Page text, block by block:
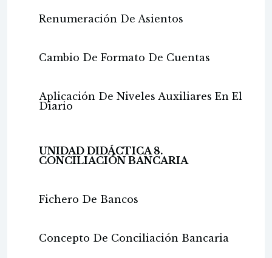
Renumeración De Asientos
Cambio De Formato De Cuentas
Aplicación De Niveles Auxiliares En El
Diario
UNIDAD DIDÁCTICA 8.
CONCILIACIÓN BANCARIA
Fichero De Bancos
Concepto De Conciliación Bancaria